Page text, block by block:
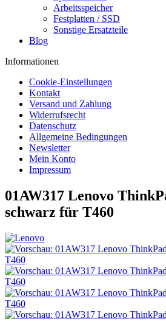
Arbeitsspeicher
Festplatten / SSD
Sonstige Ersatzteile
Blog
Informationen
Cookie-Einstellungen
Kontakt
Versand und Zahlung
Widerrufsrecht
Datenschutz
Allgemeine Bedingungen
Newsletter
Mein Konto
Impressum
01AW317 Lenovo
schwarz für T460